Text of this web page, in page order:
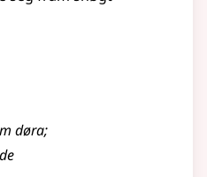
døra;